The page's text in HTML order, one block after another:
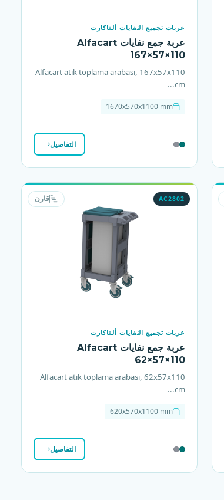
عربات تجميع النفايات ألفاكارت
عربة جمع نفايات Alfacart
167×57×110
Alfacart atık toplama arabası, 167x57x110
cm...
1670x570x1100 mm
التفاصيل
AC2802 قارن
عربات تجميع النفايات ألفاكارت
عربة جمع نفايات Alfacart
62×57×110
Alfacart atık toplama arabası, 62x57x110
cm...
620x570x1100 mm
التفاصيل